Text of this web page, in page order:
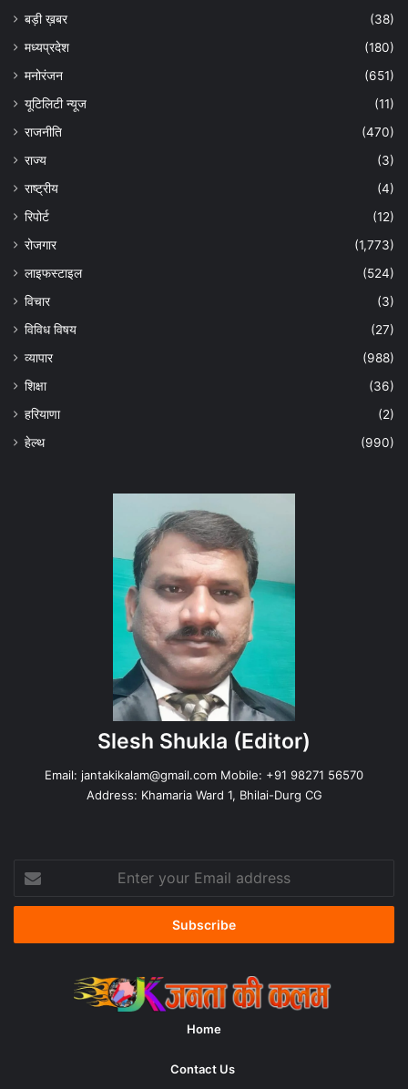
बड़ी ख़बर
(38)
मध्यप्रदेश
(180)
मनोरंजन
(651)
यूटिलिटी न्यूज
(11)
राजनीति
(470)
राज्य
(3)
राष्ट्रीय
(4)
रिपोर्ट
(12)
रोजगार
(1,773)
लाइफस्टाइल
(524)
विचार
(3)
विविध विषय
(27)
व्यापार
(988)
शिक्षा
(36)
हरियाणा
(2)
हेल्‍थ
(990)
Slesh Shukla (Editor)
Email: jantakikalam@gmail.com Mobile: +91 98271 56570
Address: Khamaria Ward 1, Bhilai-Durg CG
your
Email
Home
Contact Us